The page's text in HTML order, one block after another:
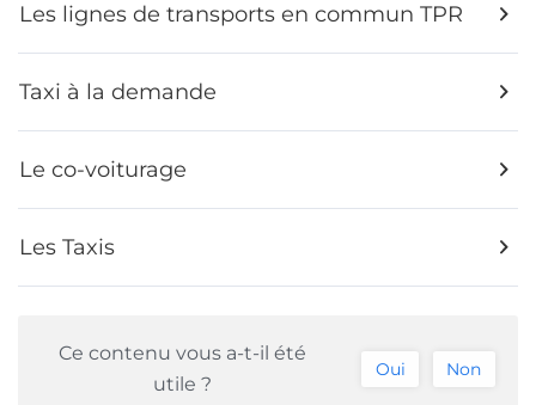
Les lignes de transports en commun TPR
Taxi à la demande
Le co-voiturage
Les Taxis
Ce contenu vous a-t-il été
utile ?
Oui Non